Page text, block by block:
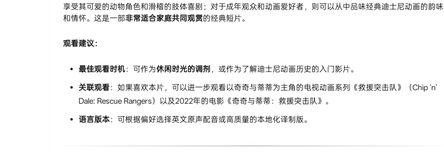
享受其可爱的动物角色和滑稽的肢体喜剧；对于成年观众和动画爱好者，则可以从中品味经典迪士尼动画的韵味
和情怀。这是一部​​非常适合家庭共同观赏​​的经典短片。
​观看建议：​
​最佳观看时机​​：可作为​​休闲时光的调剂​ ​，或作为了解迪士尼动画历史的入门影片。
​关联观看​​：如果喜欢本片，可以进一步观看以奇奇与蒂蒂为主角的电视动画系列《救援突击队》（Chip 'n'
Dale: Rescue Rangers）以及2022年的电影《奇奇与蒂蒂：救援突击队》。
​语言版本​​：可根据偏好选择英文原声配音或高质量的本地化译制版。